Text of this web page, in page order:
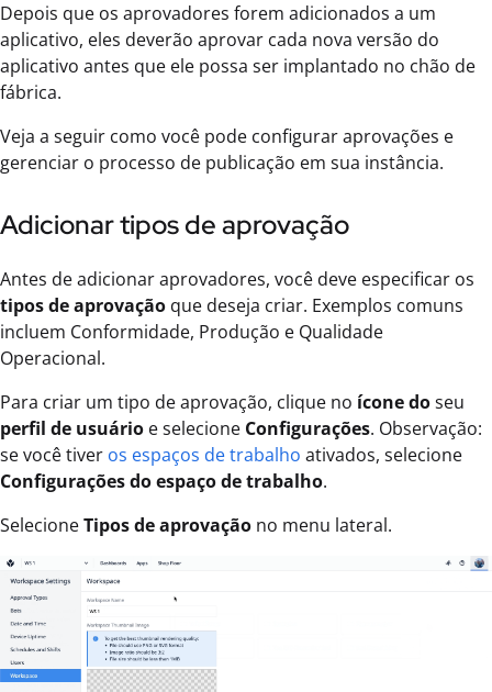
Depois que os aprovadores forem adicionados a um
aplicativo, eles deverão aprovar cada nova versão do
aplicativo antes que ele possa ser implantado no chão de
fábrica.
Veja a seguir como você pode configurar aprovações e
gerenciar o processo de publicação em sua instância.
Adicionar tipos de aprovação
Antes de adicionar aprovadores, você deve especificar os
tipos de aprovação que deseja criar. Exemplos comuns
incluem Conformidade, Produção e Qualidade
Operacional.
Para criar um tipo de aprovação, clique no ícone doseu
perfil de usuário e selecione Configurações. Observação:
se você tiver os espaços de trabalho ativados, selecione
Configurações do espaço de trabalho.
SelecioneTipos de aprovação no menu lateral.